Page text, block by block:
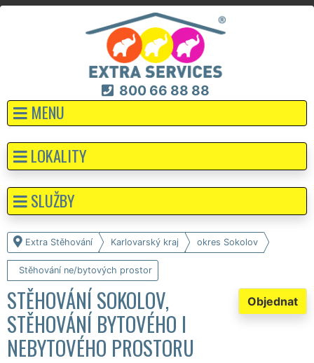
800 66 88 88
MENU
Extra Stěhování Karlovarský kraj okres Sokolov
Stěhování ne/bytových prostor
Objednat
STĚHOVÁNÍ SOKOLOV,
STĚHOVÁNÍ BYTOVÉHO I
NEBYTOVÉHO PROSTORU
LOKALITY
SLUŽBY